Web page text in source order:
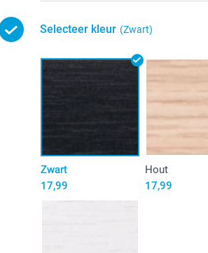
Selecteer kleur (Zwart)
Zwart
17,99
Hout
17,99